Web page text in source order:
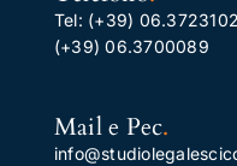
Tel: (+39) 06.3723102
(+39) 06.3700089
Mail e Pec.